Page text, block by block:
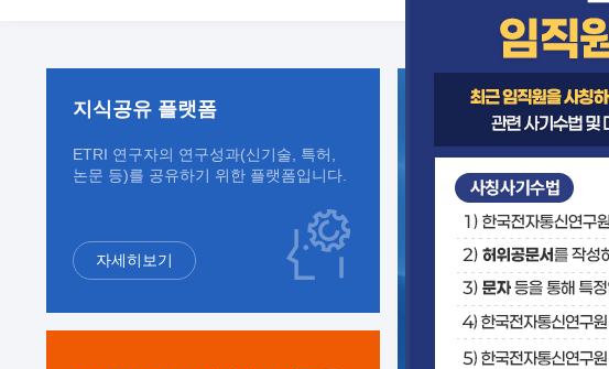
지식공유 플랫폼
ETRI 연구자의 연구성과(신기술, 특허,
논문 등)를 공유하기 위한 플랫폼입니다.
자세히보기